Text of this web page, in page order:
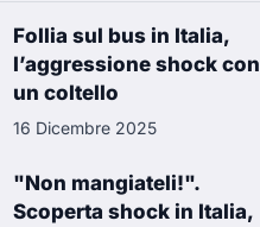
Follia sul bus in Italia,
l’aggressione shock con
un coltello
16 Dicembre 2025
"Non mangiateli!".
Scoperta shock in Italia,